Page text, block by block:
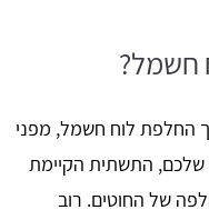
חשמל?
החלפת לוח חשמל, מפני
התשתית הקיימת
של החוטים. רוב